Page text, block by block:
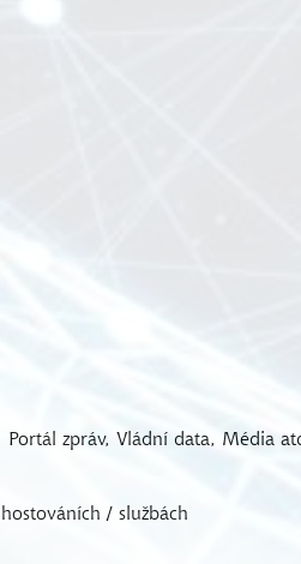
Portál zpráv, Vládní data, Média
/ službách